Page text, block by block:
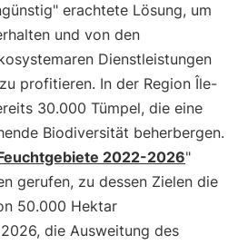
erachtete Lösung, um
und von den
Dienstleistungen
profitieren. In der Region Île-
30.000 Tümpel, die eine
Biodiversität beherbergen.
2022-2026"
gerufen, zu dessen Zielen die
50.000 Hektar
die Ausweitung des